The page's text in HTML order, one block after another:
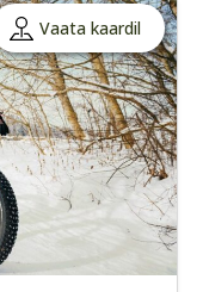
Vaata kaardil